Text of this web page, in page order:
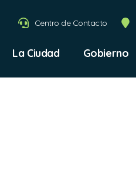
Centro de Contacto
La Ciudad Gobierno